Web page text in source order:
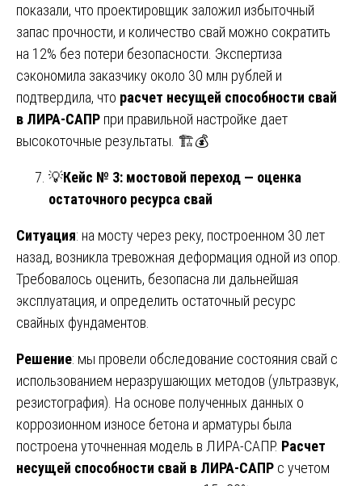
показали, что проектировщик заложил избыточный
запас прочности, и количество свай можно сократить
на 12% без потери безопасности. Экспертиза
сэкономила заказчику около 30 млн рублей и
подтвердила, что расчет несущей способности свай
в ЛИРА-САПР при правильной настройке дает
высокоточные результаты. 🏗️💰
💡Кейс № 3: мостовой переход — оценка
остаточного ресурса свай
Ситуация: на мосту через реку, построенном 30 лет
назад, возникла тревожная деформация одной из опор.
Требовалось оценить, безопасна ли дальнейшая
эксплуатация, и определить остаточный ресурс
свайных фундаментов.
Решение: мы провели обследование состояния свай с
использованием неразрушающих методов (ультразвук,
резистография). На основе полученных данных о
коррозионном износе бетона и арматуры была
построена уточненная модель в ЛИРА-САПР. Расчет
несущей способности свай в ЛИРА-САПР с учетом